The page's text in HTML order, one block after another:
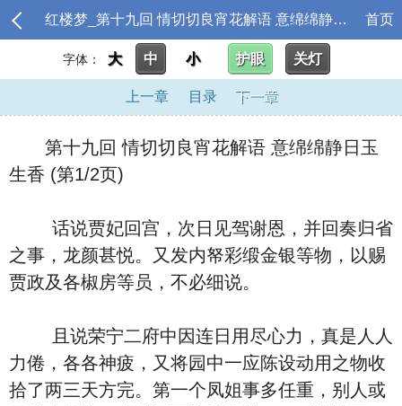
红楼梦_第十九回 情切切良宵花解语 意绵绵静日玉生香 首页
字体： 大 中 小 护眼 关灯
上一章 目录 下一章
第十九回 情切切良宵花解语 意绵绵静日玉
生香 (第1/2页)
话说贾妃回宫，次日见驾谢恩，并回奏归省
之事，龙颜甚悦。又发内帑彩缎金银等物，以赐
贾政及各椒房等员，不必细说。
且说荣宁二府中因连日用尽心力，真是人人
力倦，各各神疲，又将园中一应陈设动用之物收
拾了两三天方完。第一个凤姐事多任重，别人或